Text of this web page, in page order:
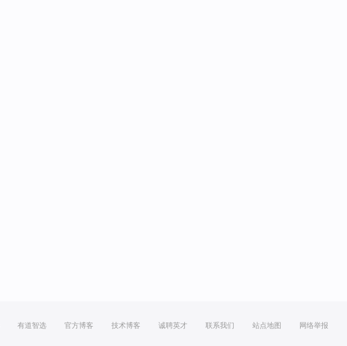
有道智选 官方博客 技术博客 诚聘英才 联系我们 站点地图 网络举报